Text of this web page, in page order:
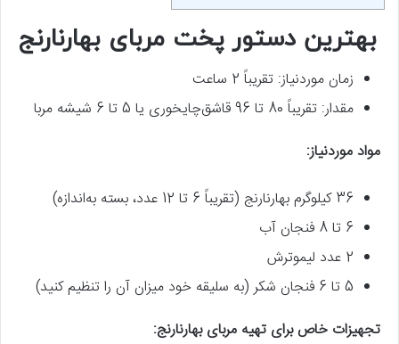
بهترین دستور پخت مربای بهارنارنج
زمان موردنیاز: تقریباً 2 ساعت
مقدار: تقریباً 80 تا 96 قاشق‌چایخوری یا 5 تا 6 شیشه مربا
مواد موردنیاز:
36 کیلوگرم بهارنارنج (تقریباً 6 تا 12 عدد، بسته به‌اندازه)
6 تا 8 فنجان آب
2 عدد لیموترش
5 تا 6 فنجان شکر (به سلیقه خود میزان آن را تنظیم کنید)
تجهیزات خاص برای تهیه مربای بهارنارنج: